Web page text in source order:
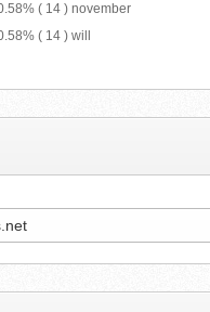
( 14 ) november
( 14 ) will